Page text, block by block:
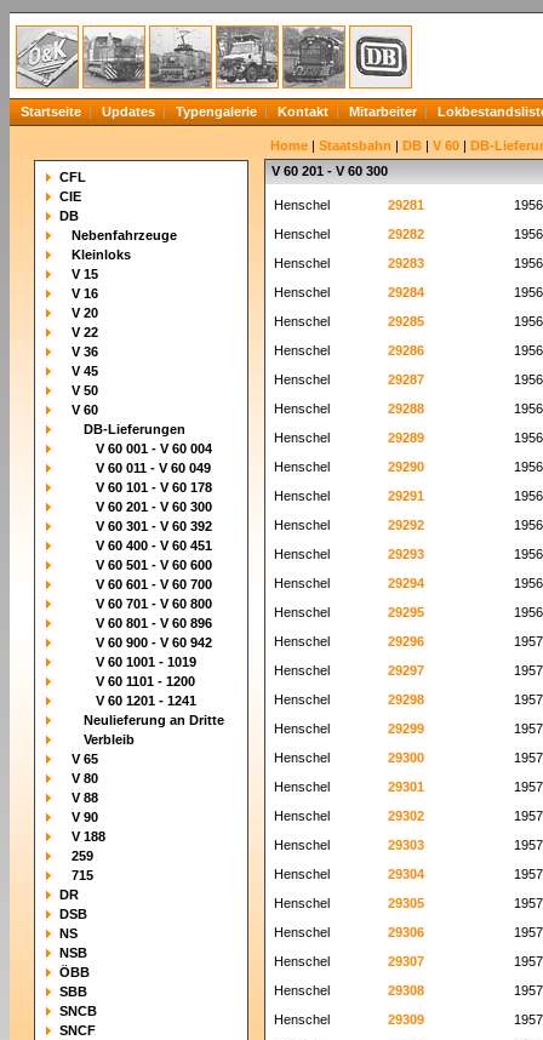
Startseite Updates Typengalerie Kontakt Mitarbeiter
CFL
CIE
DB
Nebenfahrzeuge
Kleinloks
V 15
V 16
V 20
V 22
V 36
V 45
V 50
V 60
DB-Lieferungen
V 60 001 - V 60 004
V 60 011 - V 60 049
V 60 101 - V 60 178
V 60 201 - V 60 300
V 60 301 - V 60 392
V 60 400 - V 60 451
V 60 501 - V 60 600
V 60 601 - V 60 700
V 60 701 - V 60 800
V 60 801 - V 60 896
V 60 900 - V 60 942
V 60 1001 - 1019
V 60 1101 - 1200
V 60 1201 - 1241
Neulieferung an Dritte
Verbleib
V 65
V 80
V 88
V 90
V 188
259
715
DR
DSB
NS
NSB
ÖBB
SBB
SNCB
SNCF
Home | Staatsbahn | DB | V 60 | DB-
V 60 201 - V 60 300
Henschel 29281
1956
Henschel
29282
1956
Henschel
29283
1956
Henschel
29284
1956
Henschel
29285
1956
Henschel
29286
1956
Henschel
29287
1956
Henschel
29288
1956
Henschel
29289
1956
Henschel
29290
1956
Henschel
29291
1956
Henschel
29292
1956
Henschel
29293
1956
Henschel
29294
1956
Henschel
29295
1956
Henschel
29296
1957
Henschel
29297
1957
Henschel
29298
1957
Henschel
29299
1957
Henschel
29300
1957
Henschel
29301
1957
Henschel
29302
1957
Henschel
29303
1957
Henschel
29304
1957
Henschel
29305
1957
Henschel
29306
1957
Henschel
29307
1957
Henschel
29308
1957
Henschel
29309
1957